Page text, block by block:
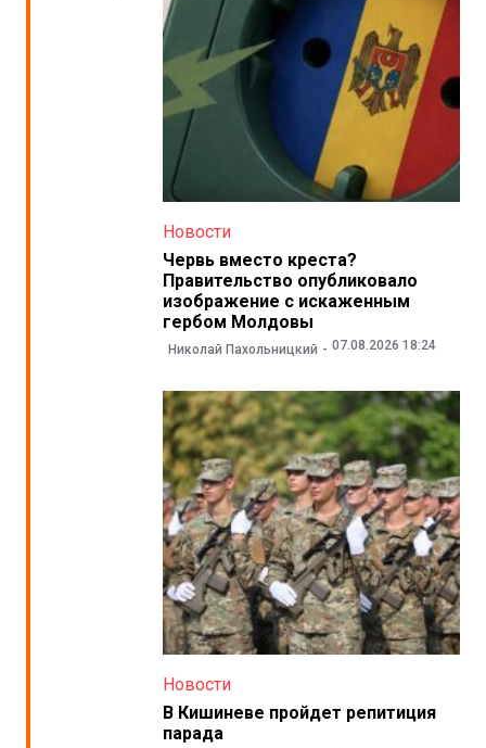
Новости
Червь вместо креста?
Правительство опубликовало
изображение с искаженным
гербом Молдовы
Николай Пахольницкий 07.08.2026 18:24
Новости
В Кишиневе пройдет репитиция
парада